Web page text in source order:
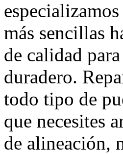
más sencillas
de calidad
duradero.
todo tipo de
que necesites
de alineación,